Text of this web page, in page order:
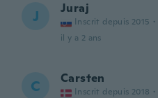
J Juraj
Inscrit depuis 2015 ·
il y a 2 ans
C Carsten
Inscrit depuis 2018 ·